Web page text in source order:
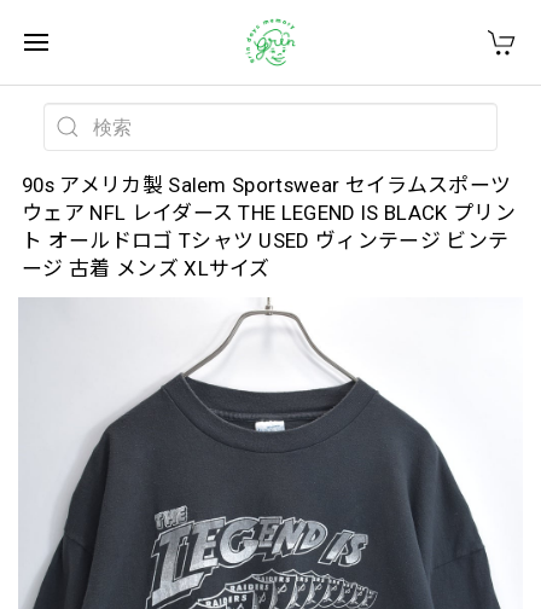
90s アメリカ製 Salem Sportswear セイラムスポーツ
ウェア NFL レイダース THE LEGEND IS BLACK プリン
ト オールドロゴ Tシャツ USED ヴィンテージ ビンテ
ージ 古着 メンズ XLサイズ